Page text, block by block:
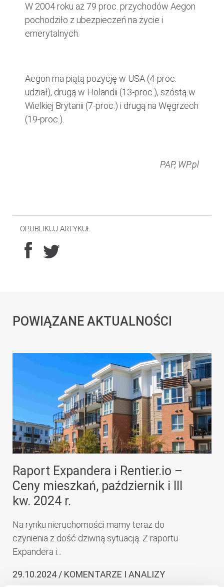
W 2004 roku aż 79 proc. przychodów Aegon
pochodziło z ubezpieczeń na życie i
emerytalnych.
Aegon ma piątą pozycję w USA (4-proc.
udział), drugą w Holandii (13-proc.), szóstą w
Wielkiej Brytanii (7-proc.) i drugą na Węgrzech
(19-proc.).
PAP, WP.pl
OPUBLIKUJ ARTYKUŁ
POWIĄZANE AKTUALNOŚCI
Raport Expandera i Rentier.io –
Ceny mieszkań, październik i III
kw. 2024 r.
Na rynku nieruchomości mamy teraz do
czynienia z dość dziwną sytuacją. Z raportu
Expandera i...
29.10.2024 / KOMENTARZE I ANALIZY